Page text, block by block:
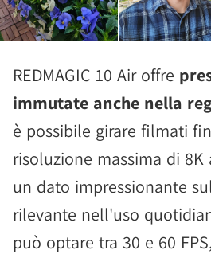
REDMAGIC 10 Air offre
immutate anche nella
è possibile girare filmati
risoluzione massima di 8K
un dato impressionante
rilevante nell'uso
può optare tra 30 e 60